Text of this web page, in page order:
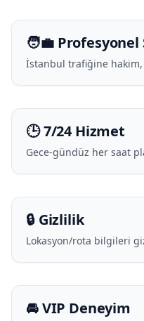
🧑‍💼
İstanbul trafiğine
🕒 7/24 Hizmet
Gece-gündüz her saat
🔒 Gizlilik
Lokasyon/rota bilgileri
🚘 VIP Deneyim